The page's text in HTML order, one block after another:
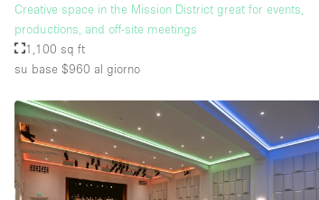
Creative space in the Mission District great for events,
productions, and off-site meetings
1,100 sq ft
su base $960 al giorno